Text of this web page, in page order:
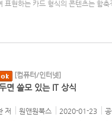
표현하는 카드 형식의 콘텐츠는 함
[컴퓨터/인터넷]
면 쓸모 있는 IT 상식
저 원앤원북스 2020-01-23